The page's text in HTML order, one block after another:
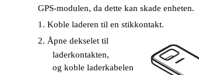
GPS-modulen, da dette kan skade enheten.
1. Koble laderen til en stikkontakt.
2. Åpne dekselet til
laderkontakten,
og koble laderkabelen